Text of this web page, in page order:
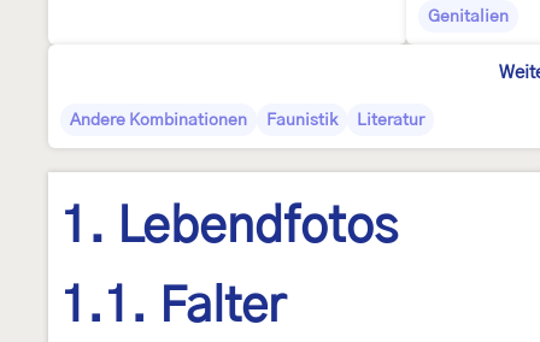
Genitalien
Andere Kombinationen Faunistik Literatur
1. Lebendfotos
1.1. Falter